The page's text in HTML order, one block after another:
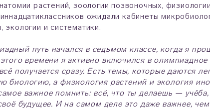
растений, зоологии позвоночных,
ожидали кабинеты
экологии и систематики.
путь начался в седьмом классе, когда я
времени я активно включился в
получается сразу. Есть темы, которые даются
биологию, а физиология растений и экология
важное помнить: всё, что ты делаешь —
будущее. И на самом деле это даже важнее,